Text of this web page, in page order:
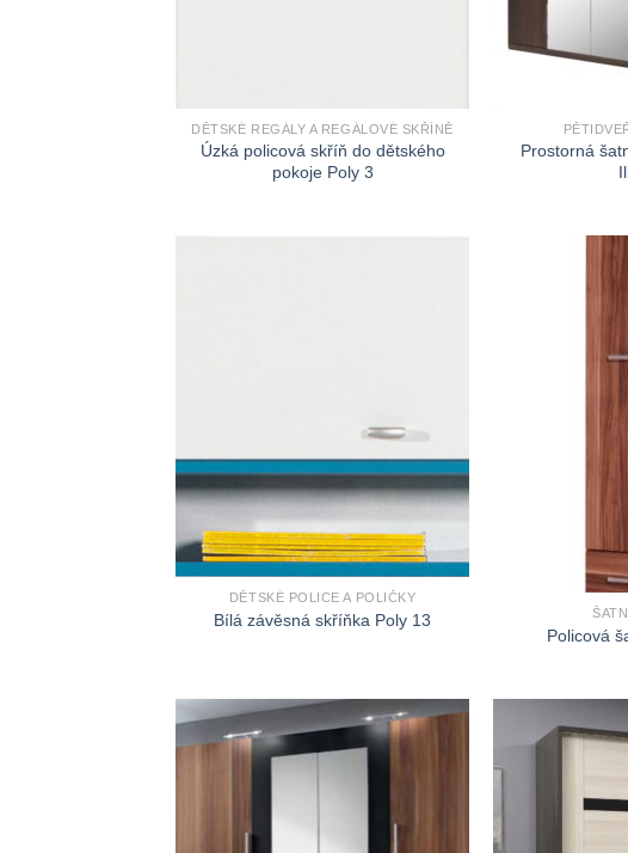
DĚTSKÉ REGÁLY A REGÁLOVÉ SKŘÍNĚ
Úzká policová skříň do dětského
pokoje Poly 3
Prostorná
DĚTSKÉ POLICE A POLIČKY
Bílá závěsná skříňka Poly 13
Policová